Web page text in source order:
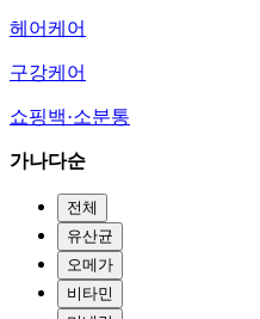
헤어케어
구강케어
쇼핑백·소분통
가나다순
전체
유산균
오메가
비타민